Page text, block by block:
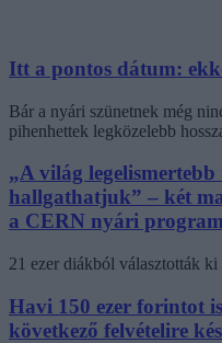
Itt a pontos dátum:
Bár a nyári szünetnek még
pihenhettek legközelebb
„A világ
hallgathatjuk” – két
a CERN nyári
21 ezer diákból választották
Havi 150 ezer forintot
következő felvételire